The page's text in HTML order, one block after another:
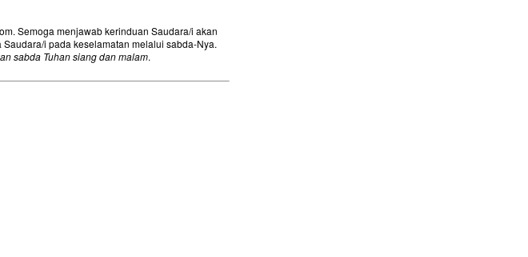
Semoga menjawab kerinduan Saudara/i akan
i pada keselamatan melalui sabda-Nya.
sabda Tuhan siang dan malam.